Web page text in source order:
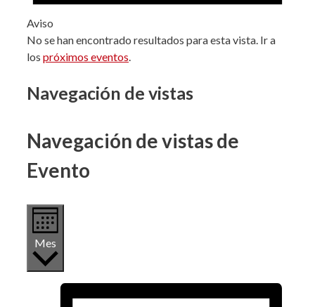
Aviso
No se han encontrado resultados para esta vista. Ir a
los próximos eventos.
Navegación de vistas
Navegación de vistas de
Evento
Mes